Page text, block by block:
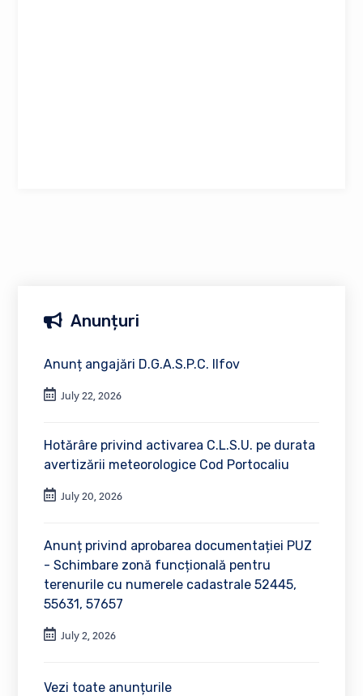
Anunțuri
Anunț angajări D.G.A.S.P.C. Ilfov
July 22, 2026
Hotărâre privind activarea C.L.S.U. pe durata
avertizării meteorologice Cod Portocaliu
July 20, 2026
Anunț privind aprobarea documentației PUZ
- Schimbare zonă funcțională pentru
terenurile cu numerele cadastrale 52445,
55631, 57657
July 2, 2026
Vezi toate anunțurile